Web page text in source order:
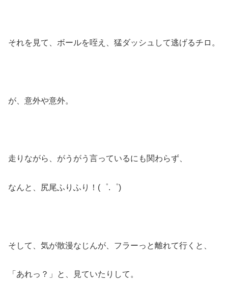
それを見て、ボールを咥え、猛ダッシュして逃げるチロ。
が、意外や意外。
走りながら、がうがう言っているにも関わらず、
なんと、尻尾ふりふり！(゜.゜)
そして、気が散漫なじんが、フラーっと離れて行くと、
「あれっ？」と、見ていたりして。